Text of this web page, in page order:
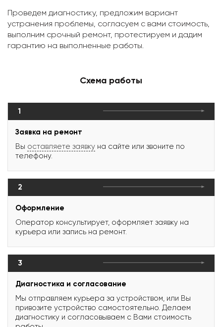
Проведем диагностику, предложим вариант
устранения проблемы, согласуем с вами стоимость,
выполним срочный ремонт, протестируем и дадим
гарантию на выполненные работы.
Схема работы
1
Заявка на ремонт
Вы оставляете заявку на сайте или звоните по
телефону.
2
Оформление
Оператор консультирует, оформляет заявку на
курьера или запись на ремонт.
3
Диагностика и согласование
Мы отправляем курьера за устройством, или Вы
привозите устройство самостоятельно. Делаем
диагностику и согласовываем с Вами стоимость